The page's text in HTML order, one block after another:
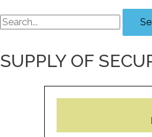
SUPPLY OF